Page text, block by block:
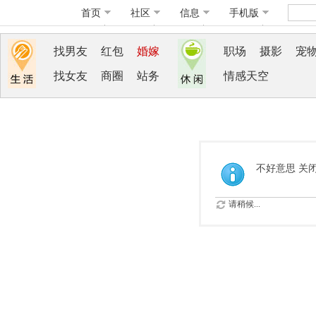
首页 社区 信息 手机版
找男友 红包 婚嫁
找女友 商圈 站务
职场 摄影 宠
情感天空
不好意思 关
请稍候...